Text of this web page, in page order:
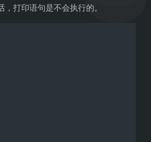
，打印语句是不会执行的。